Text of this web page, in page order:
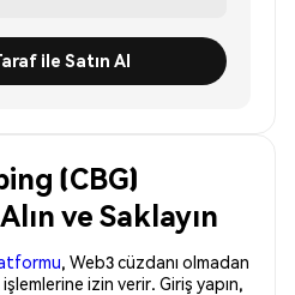
ile Satın Al
(CBG)
ve Saklayın
, Web3 cüzdanı olmadan
izin verir. Giriş yapın,